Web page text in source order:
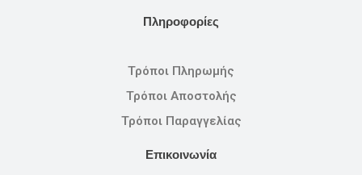
Πληροφορίες
Τρόποι Πληρωμής
Τρόποι Αποστολής
Τρόποι Παραγγελίας
Επικοινωνία